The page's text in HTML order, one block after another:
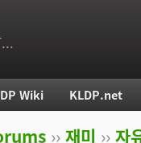
›› 재미 ›› 자
Wiki KLDP.net